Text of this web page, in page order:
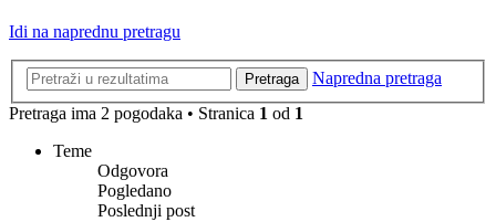
Idi na naprednu pretragu
Pretraga
Napredna pretraga
Pretraga ima 2 pogodaka • Stranica 1 od 1
Teme
Odgovora
Pogledano
Poslednji post